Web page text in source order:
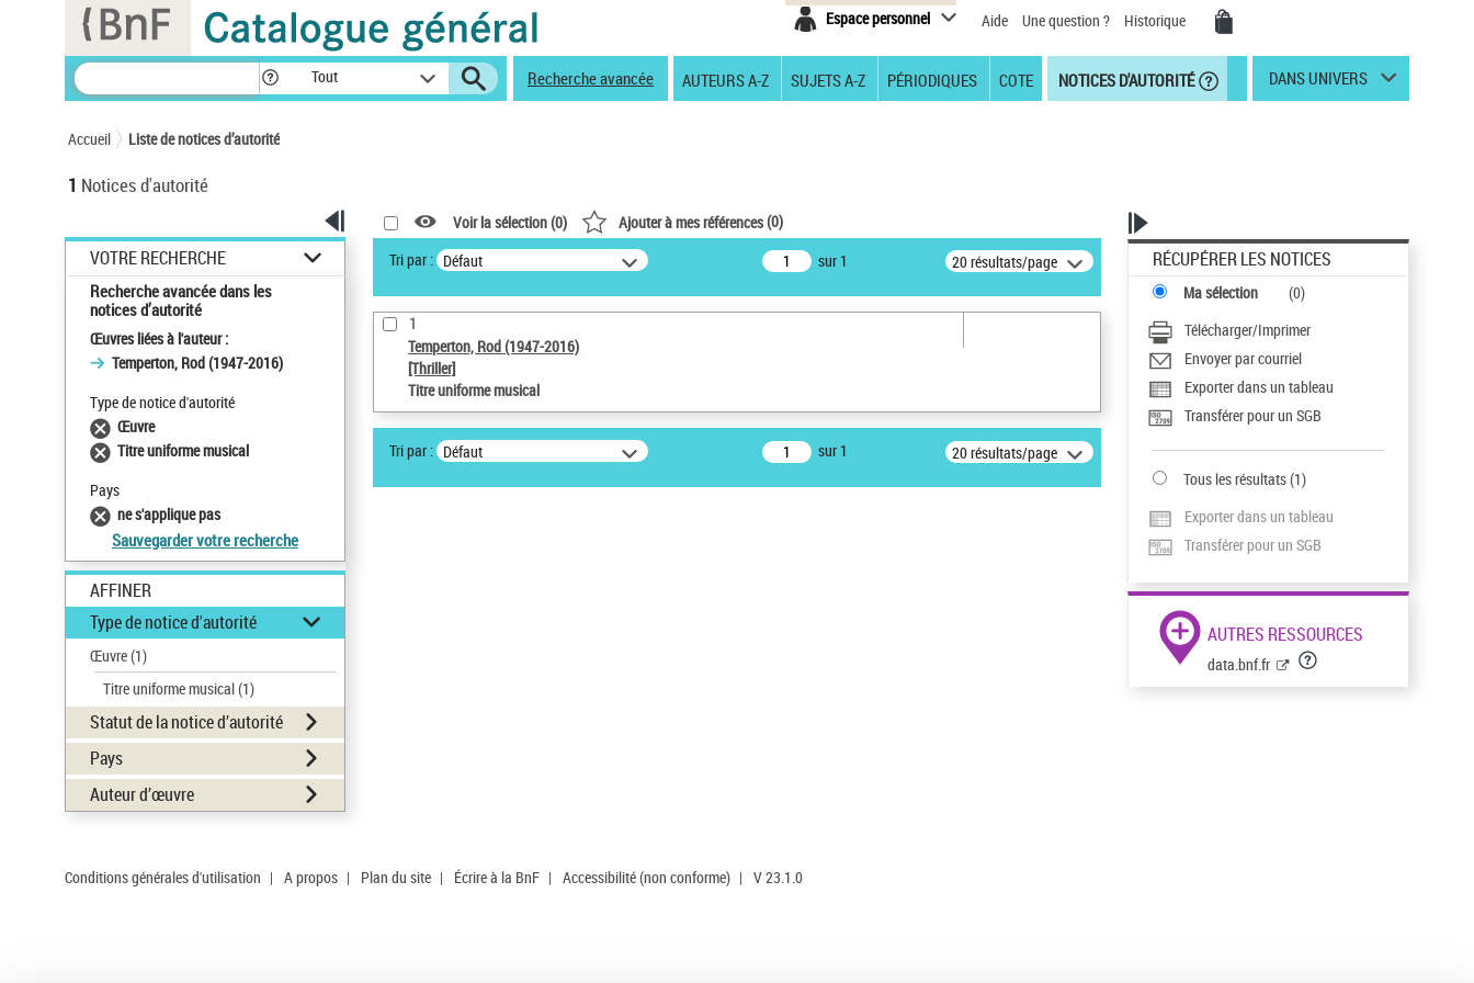
Espace personnel Aide Une question ? Historique
Tout Recherche avancée AUTEURS A-Z SUJETS A-Z PÉRIODIQUES COTE NOTICES D'AUTORITÉ DANS UNIVERS
Accueil Liste de notices d’autorité
1 Notices d'autorité
VOTRE RECHERCHE
Recherche avancée dans les
notices d’autorité
Œuvres liées à l'auteur :
Temperton, Rod (1947-2016)
Type de notice d'autorité
Œuvre
Titre uniforme musical
Pays
ne s'applique pas
Sauvegarder votre recherche
AFFINER
Type de notice d'autorité
Œuvre(1)
Titre uniforme musical(1)
Statut de la notice d’autorité
Pays
Auteur d’œuvre
Voir la sélection (0) Ajouter à mes références(0)
Tri par : Défaut sur 1 20 résultats/page
1
Temperton, Rod (1947-2016)
[Thriller]
Titre uniforme musical
Tri par : Défaut sur 1 20 résultats/page
RÉCUPÉRER LES NOTICES
Ma sélection (0)
Télécharger/Imprimer
Envoyer par courriel
Exporter dans un tableau
Transférer pour un SGB
Tous les résultats(1)
Exporter dans un tableau
Transférer pour un SGB
AUTRES RESSOURCES
data.bnf.fr
Conditions générales d'utilisation | A propos | Plan du site | Écrire à la BnF | Accessibilité (non conforme) | V 23.1.0
Panneau de gestion des cookies